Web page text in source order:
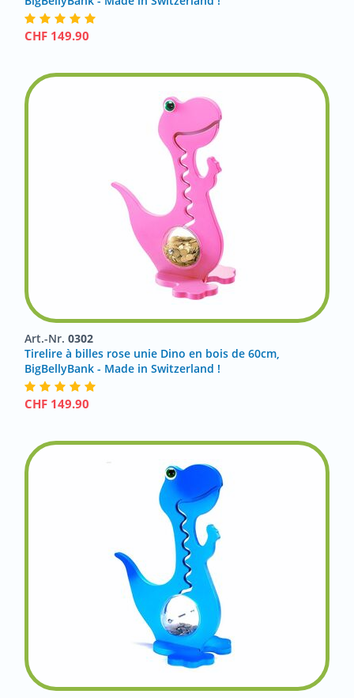
CHF 149.90
Art.-Nr. 0302
Tirelire à billes rose unie Dino en bois de 60cm,
BigBellyBank - Made in Switzerland !
CHF 149.90